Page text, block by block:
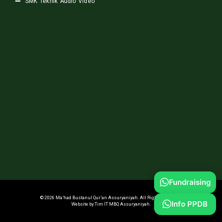
Fundraising
Info PPDB
© 2026 Ma’had Bustanul Qur’an Assuryaniyah. All Rights Reserved.
Website by Tim IT MBQ Assuryaniyah.